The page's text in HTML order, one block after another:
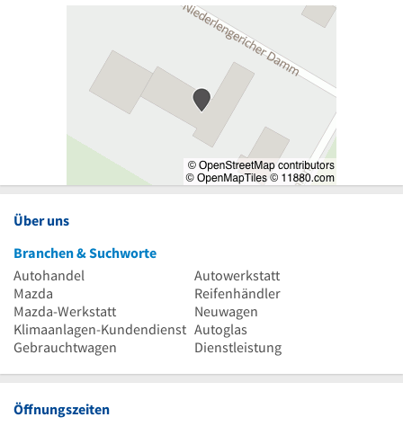
Über uns
Branchen & Suchworte
Autohandel
Autowerkstatt
Mazda
Reifenhändler
Mazda-Werkstatt
Neuwagen
Klimaanlagen-Kundendienst Autoglas
Gebrauchtwagen
Dienstleistung
Öffnungszeiten